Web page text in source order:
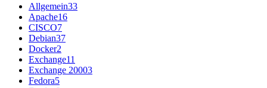
Allgemein33
Apache16
CISCO7
Debian37
Docker2
Exchange11
Exchange 20003
Fedora5